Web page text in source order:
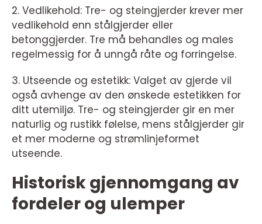
2. Vedlikehold: Tre- og steingjerder krever mer
vedlikehold enn stålgjerder eller
betonggjerder. Tre må behandles og males
regelmessig for å unngå råte og forringelse.
3. Utseende og estetikk: Valget av gjerde vil
også avhenge av den ønskede estetikken for
ditt utemiljø. Tre- og steingjerder gir en mer
naturlig og rustikk følelse, mens stålgjerder gir
et mer moderne og strømlinjeformet
utseende.
Historisk gjennomgang av
fordeler og ulemper